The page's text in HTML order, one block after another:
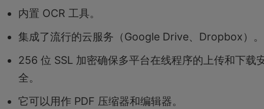
内置 OCR 工具。
集成了流行的云服务（Google Drive、Dropbox）。
256 位 SSL 加密确保多平台在线程序的上传和下载
全。
它可以用作 PDF 压缩器和编辑器。